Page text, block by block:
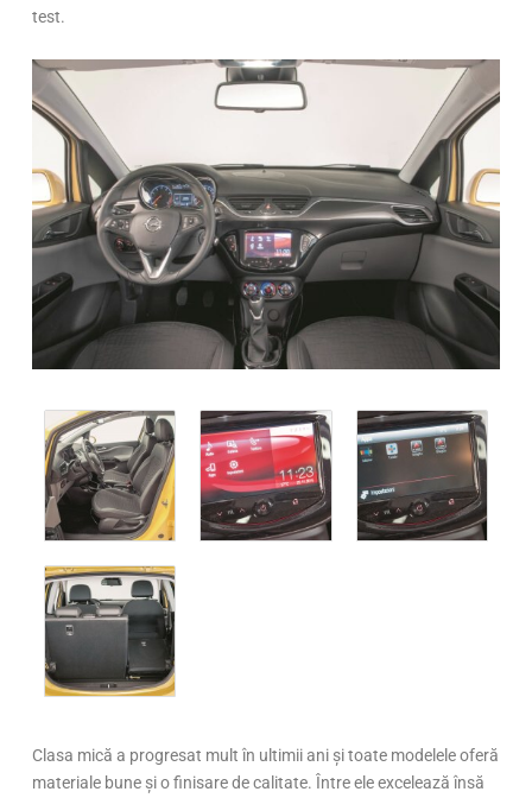
test.
Clasa mică a progresat mult în ultimii ani și toate modelele oferă
materiale bune și o finisare de calitate. Între ele excelează însă